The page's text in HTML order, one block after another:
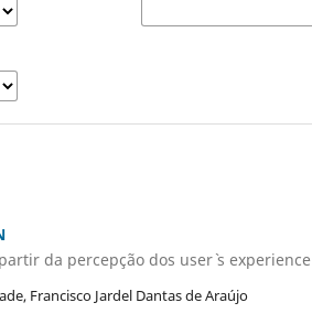
da percepção dos user` s experience
Francisco Jardel Dantas de Araújo